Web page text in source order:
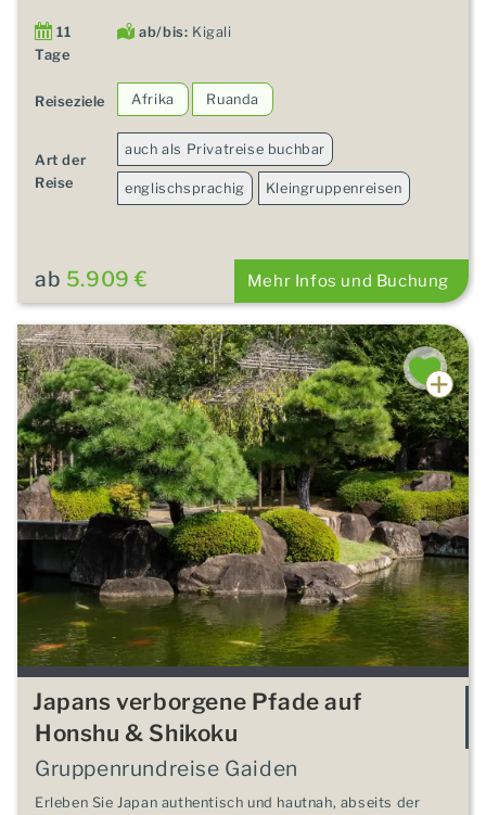
11
Tage
ab/bis: Kigali
Reiseziele Afrika Ruanda
Art der
Reise
auch als Privatreise buchbar
englischsprachig Kleingruppenreisen
ab 5.909 € Mehr Infos und Buchung
Japans verborgene Pfade auf
Honshu & Shikoku
Gruppenrundreise Gaiden
Erleben Sie Japan authentisch und hautnah, abseits der